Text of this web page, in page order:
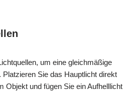
um eine gleichmäßige
Sie das Hauptlicht direkt
Objekt und fügen Sie ein Aufhelllicht